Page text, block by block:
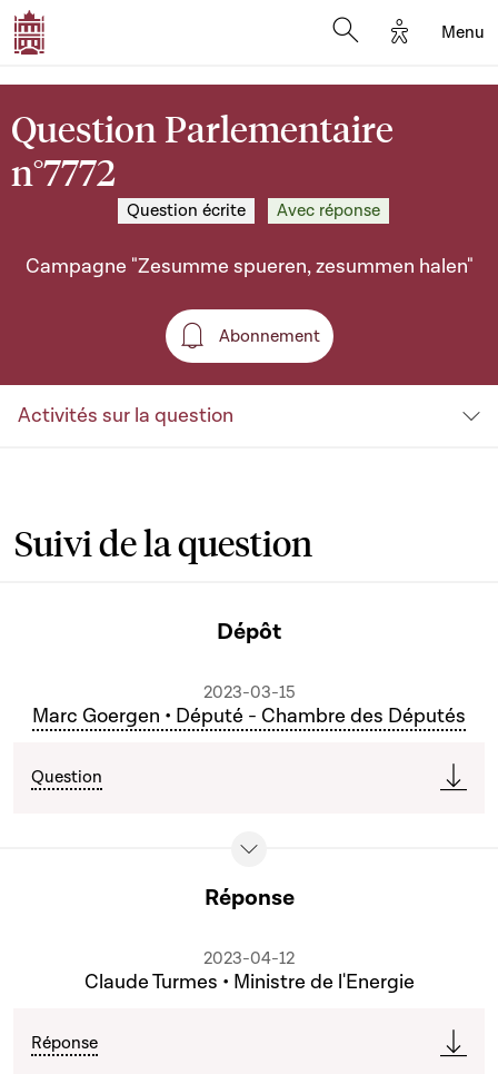
Options
Menu
Question Parlementaire
n°7772
Question écrite Avec réponse
Campagne "Zesumme spueren, zesummen halen"
Abonnement
Abonnement
Activités sur la question
Suivi de la question
Dépôt
2023-03-15
Marc Goergen • Député - Chambre des Députés
Question
Réponse
2023-04-12
Claude Turmes • Ministre de l'Energie
Réponse